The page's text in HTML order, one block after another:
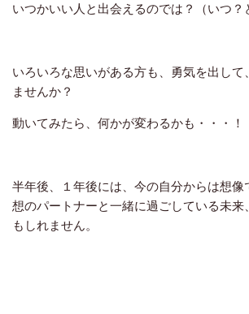
いつかいい人と出会えるのでは？（いつ？
いろいろな思いがある方も、勇気を出して
ませんか？
動いてみたら、何かが変わるかも・・・！
半年後、１年後には、今の自分からは想像
想のパートナーと一緒に過ごしている未来
もしれません。